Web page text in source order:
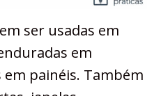
ser usadas em
em
em painéis. Também